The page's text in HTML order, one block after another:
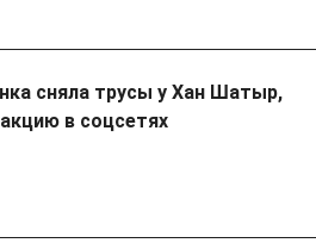
сняла трусы у Хан Шатыр,
в соцсетях